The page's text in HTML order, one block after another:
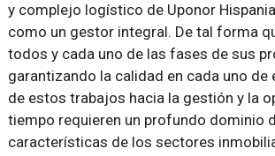
y complejo logístico de Uponor
como un gestor integral. De tal forma
todos y cada uno de las fases de sus
garantizando la calidad en cada uno de
de estos trabajos hacia la gestión y la
tiempo requieren un profundo dominio
características de los sectores